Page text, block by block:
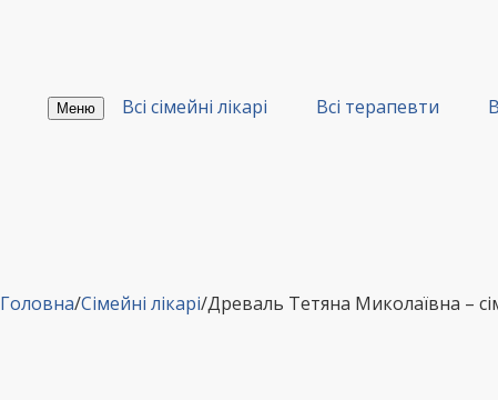
Меню Всі сімейні лікарі Всі терапевти
Головна/Сімейні лікарі/Древаль Тетяна Миколаївна –